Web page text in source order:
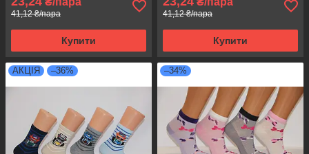
41,12 ₴/пара
Купити
41,12 ₴/пара
Купити
АКЦІЯ –36% –34%